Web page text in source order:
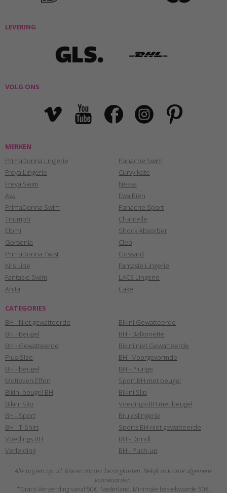
LEVERING
VOLG ONS
MERKEN
PrimaDonna Lingerie
Freya Lingerie
Freya Swim
Ava
PrimaDonna Swim
Triumph
Elomi
Gorsenia
PrimaDonna Twist
Kris Line
Fantasie Swim
Anita
Panache Swim
Curvy Kate
Nessa
Ewa Bien
Panache Sport
Chantelle
Shock Absorber
Cleo
Gossard
Fantasie Lingerie
LACE Lingerie
Cake
CATEGORIES
BH - Niet gewatteerde
BH - Beugel
BH - Gewatteerde
Plus-Size
BH - beugel
Motieven Effen
Bikini beugel BH
Bikini Slip
BH - Sport
BH - T-Shirt
Voedings BH
Verleiding
Bikini Gewatteerde
BH - Balkonette
Bikini niet Gewatteerde
BH - Voorgevormde
BH - Plunge
Sport BH met beugel
Bikini Slip
Voedings-BH met beugel
Bruidslingerie
Sports BH niet gewatteerde
BH - Dirndl
BH - Push-up
Alle prijzen zijn icl. btw en zonder bezorgkosten. Bekijk ook onze algemene
voorwaarden.
*Gratis Verzending vanaf 50€: Nederland. Minimale bestelwaarde 50€.